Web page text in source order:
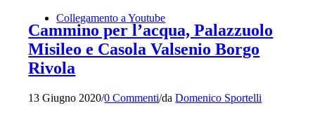
Collegamento a Youtube
Cammino per l’acqua, Palazzuolo
Misileo e Casola Valsenio Borgo
Rivola
13 Giugno 2020/0 Commenti/daDomenico Sportelli